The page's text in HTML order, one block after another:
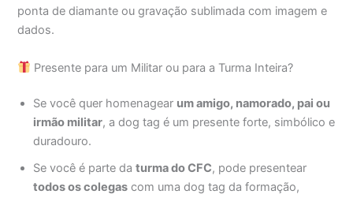
ponta de diamante ou gravação sublimada com imagem e
dados.
Presente para um Militar ou para a Turma Inteira?
Se você quer homenagear um amigo, namorado, pai ou
irmão militar, a dog tag é um presente forte, simbólico e
duradouro.
Se você é parte daturma do CFC, pode presentear
todos os colegas com uma dog tag da formação,